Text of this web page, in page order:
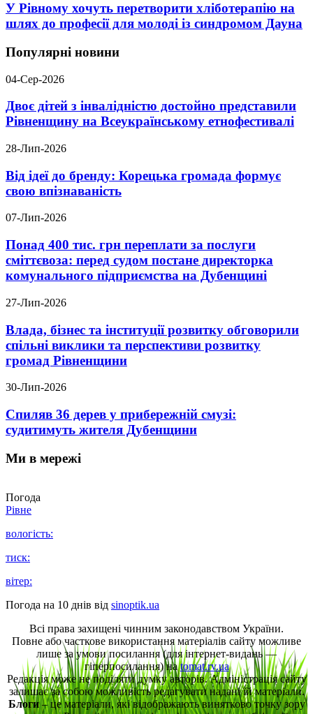
У Рівному хочуть перетворити хліботерапію на
шлях до професії для молоді із синдромом Дауна
Популярні новини
04-Сер-2026
Двоє дітей з інвалідністю достойно представили
Рівненщину на Всеукраїнському етнофестивалі
28-Лип-2026
Від ідеї до бренду: Корецька громада формує
свою впізнаваність
07-Лип-2026
Понад 400 тис. грн переплати за послуги
сміттєвоза: перед судом постане директорка
комунального підприємства на Дубенщині
27-Лип-2026
Влада, бізнес та інституції розвитку обговорили
спільні виклики та перспективи розвитку
громад Рівненщини
30-Лип-2026
Спиляв 36 дерев у прибережній смузі:
судитимуть жителя Дубенщини
Ми в мережі
Погода
Рівне
вологість:
тиск:
вітер:
Погода на 10 днів від sinoptik.ua
Всі права захищені чинним законодавством України.
Повне або часткове використання матеріалів сайту можливе
лише за умови посилання (для інтернет-видань —
гіперпосилання) наtomat.rv.ua
Редакція може не поділяти думку авторів. Адміністрація сайту
залишає за собою можливість редагувати надані їй матеріали.
Блоги– це матеріали, які відображають винятково точку зору